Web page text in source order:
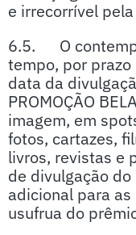
e irrecorrível
6.5. O
tempo, por
data da
PROMOÇÃO
imagem, em
fotos, cartazes,
livros, revistas e
de divulgação
adicional para as
usufrua do